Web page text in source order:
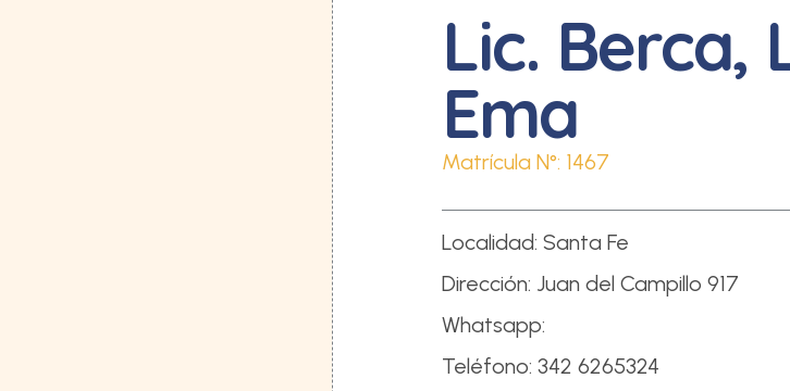
Lic. Berca,
Ema
Matrícula N°: 1467
Localidad: Santa Fe
Dirección: Juan del Campillo 917
Whatsapp:
Teléfono: 342 6265324